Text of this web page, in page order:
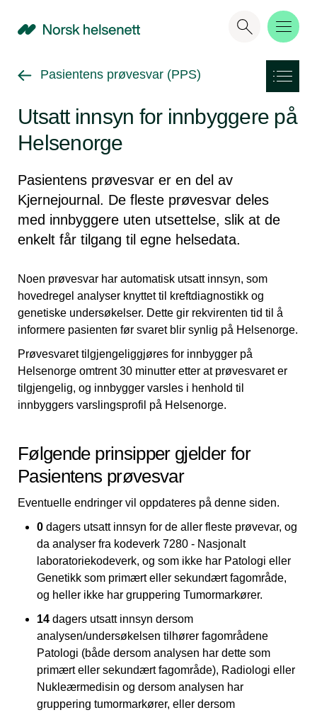
NHN
Gå tilbake til
Pasientens prøvesvar (PPS)
Utsatt innsyn for innbyggere på
Helsenorge
Pasientens prøvesvar er en del av
Kjernejournal. De fleste prøvesvar deles
med innbyggere uten utsettelse, slik at de
enkelt får tilgang til egne helsedata.
Noen prøvesvar har automatisk utsatt innsyn, som
hovedregel analyser knyttet til kreftdiagnostikk og
genetiske undersøkelser. Dette gir rekvirenten tid til å
informere pasienten før svaret blir synlig på Helsenorge.
Prøvesvaret tilgjengeliggjøres for innbygger på
Helsenorge omtrent 30 minutter etter at prøvesvaret er
tilgjengelig, og innbygger varsles i henhold til
innbyggers varslingsprofil på Helsenorge.
Følgende prinsipper gjelder for
Pasientens prøvesvar
Eventuelle endringer vil oppdateres på denne siden.
0 dagers utsatt innsyn for de aller fleste prøvevar, og
da analyser fra kodeverk 7280 - Nasjonalt
laboratoriekodeverk, og som ikke har Patologi eller
Genetikk som primært eller sekundært fagområde,
og heller ikke har gruppering Tumormarkører.
14 dagers utsatt innsyn dersom
analysen/undersøkelsen tilhører fagområdene
Patologi (både dersom analysen har dette som
primært eller sekundært fagområde), Radiologi eller
Nukleærmedisin og dersom analysen har
gruppering tumormarkører, eller dersom